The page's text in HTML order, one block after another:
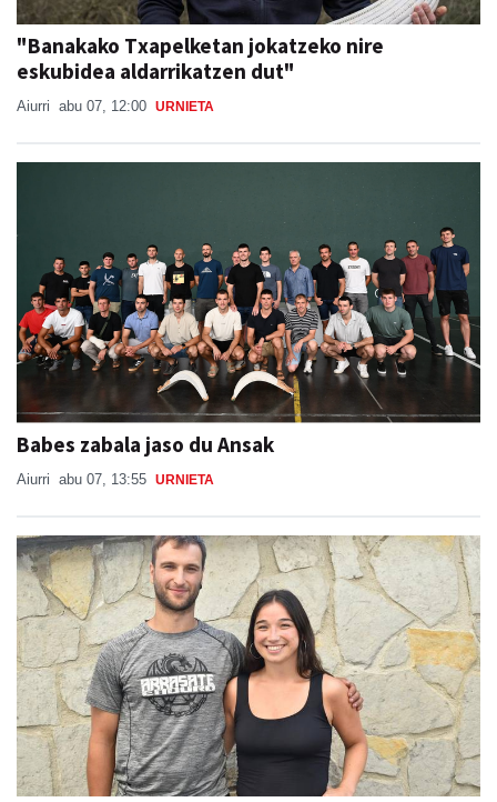
"Banakako Txapelketan jokatzeko nire
eskubidea aldarrikatzen dut"
Aiurri abu 07, 12:00 URNIETA
Babes zabala jaso du Ansak
Aiurri abu 07, 13:55 URNIETA